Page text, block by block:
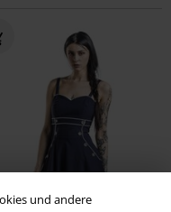
und andere